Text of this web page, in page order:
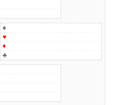
♠
♥
♦
♣